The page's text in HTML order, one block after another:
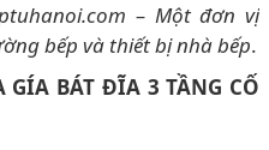
– Một đơn vị
bếp và thiết bị nhà bếp.
GÍA BÁT ĐĨA 3 TẦNG CỐ